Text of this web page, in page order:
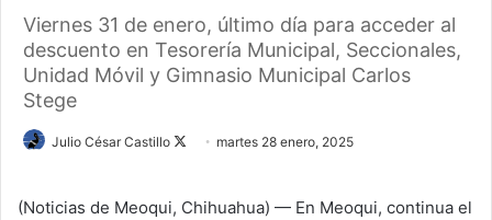
Viernes 31 de enero, último día para acceder al
descuento en Tesorería Municipal, Seccionales,
Unidad Móvil y Gimnasio Municipal Carlos
Stege
Julio César Castillo martes 28 enero, 2025
(Noticias de Meoqui, Chihuahua) — En Meoqui, continua el